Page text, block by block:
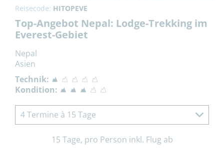
Reisecode: HITOPEVE
Top-Angebot Nepal: Lodge-Trekking im
Everest-Gebiet
Nepal
Asien
Technik:
Kondition:
4 Termine à 15 Tage
15 Tage, pro Person inkl. Flug ab